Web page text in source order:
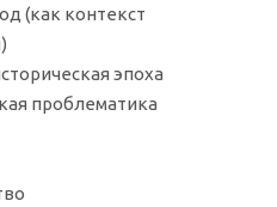
(как контекст
эпоха
проблематика